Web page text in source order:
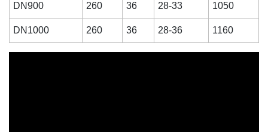
DN900 260 36 28-33 1050
DN1000 260 36 28-36 1160